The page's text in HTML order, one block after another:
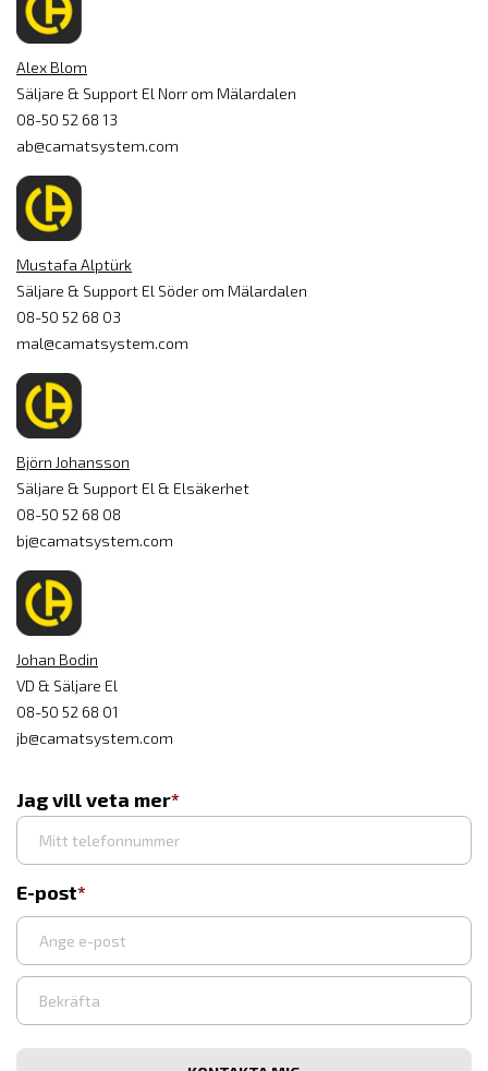
Alex Blom
Säljare & Support El Norr om Mälardalen
08-50 52 68 13
ab@camatsystem.com
Mustafa Alptürk
Säljare & Support El Söder om Mälardalen
08-50 52 68 03
mal@camatsystem.com
Björn Johansson
Säljare & Support El & Elsäkerhet
08-50 52 68 08
bj@camatsystem.com
Johan Bodin
VD & Säljare El
08-50 52 68 01
jb@camatsystem.com
Jag vill veta mer
E-post
Ange
e-
Bekräfta